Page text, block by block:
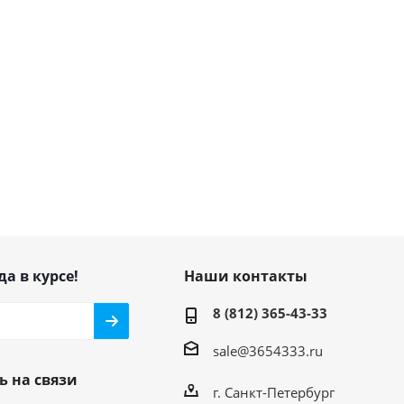
в курсе!
на связи
Наши контакты
8 (812) 365-43-33
sale@3654333.ru
г. Санкт-Петербург